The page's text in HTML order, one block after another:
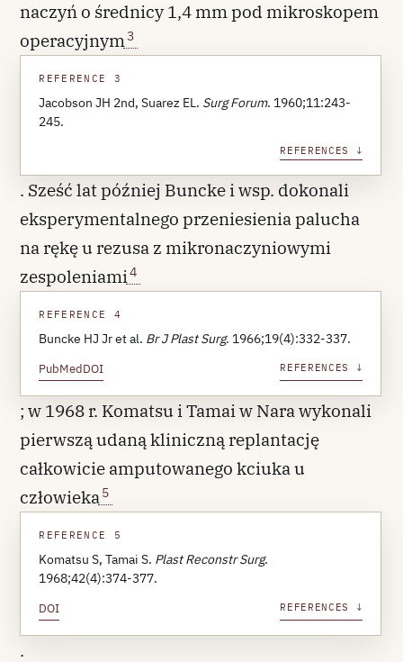
naczyń o średnicy 1,4 mm pod mikroskopem
operacyjnym3
REFERENCE 3
Jacobson JH 2nd, Suarez EL. Surg Forum. 1960;11:243-
245.
REFERENCES ↓
. Sześć lat później Buncke i wsp. dokonali
eksperymentalnego przeniesienia palucha
na rękę u rezusa z mikronaczyniowymi
zespoleniami4
REFERENCE 4
Buncke HJ Jr et al. Br J Plast Surg. 1966;19(4):332-337.
PubMedDOI REFERENCES ↓
; w 1968 r. Komatsu i Tamai w Nara wykonali
pierwszą udaną kliniczną replantację
całkowicie amputowanego kciuka u
człowieka5
REFERENCE 5
Komatsu S, Tamai S. Plast Reconstr Surg.
1968;42(4):374-377.
DOI REFERENCES ↓
.